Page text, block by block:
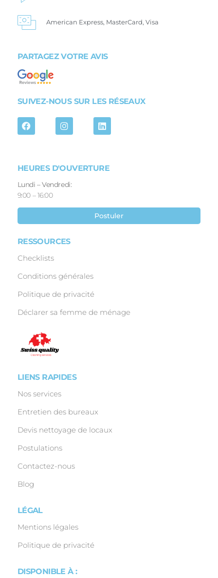
American Express, MasterCard, Visa
PARTAGEZ VOTRE AVIS
SUIVEZ-NOUS SUR LES RÉSEAUX
HEURES D'OUVERTURE
Lundi – Vendredi:
9:00 – 16:00
Postuler
RESSOURCES
Checklists
Conditions générales
Politique de privacité
Déclarer sa femme de ménage
LIENS RAPIDES
Nos services
Entretien des bureaux
Devis nettoyage de locaux
Postulations
Contactez-nous
Blog
LÉGAL
Mentions légales
Politique de privacité
DISPONIBLE À :